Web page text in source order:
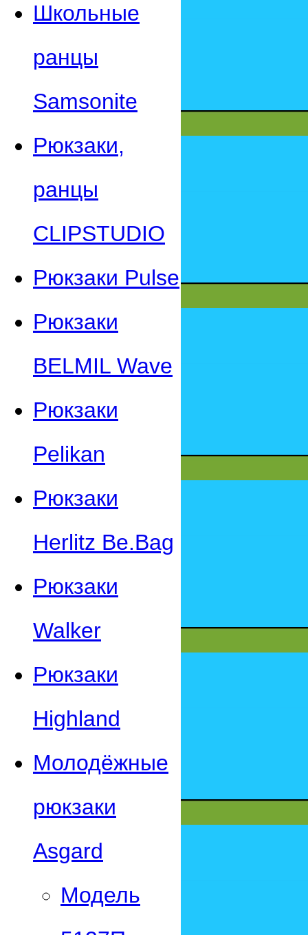
Школьные
ранцы
Samsonite
Рюкзаки,
ранцы
CLIPSTUDIO
Рюкзаки Pulse
Рюкзаки
BELMIL Wave
Рюкзаки
Pelikan
Рюкзаки
Herlitz Be.Bag
Рюкзаки
Walker
Рюкзаки
Highland
Молодёжные
рюкзаки
Asgard
Модель